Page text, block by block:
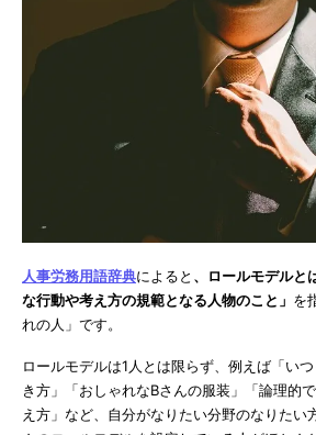
人事労務用語辞典によると 、ロールモデルと
な行動や考え方の規範となる人物のこと」 を
れの人」です。
ロールモデルは1人とは限らず、例えば「い
き方」「おしゃれなBさんの服装」「論理的
え方」など、自分がなりたい分野のなりたい